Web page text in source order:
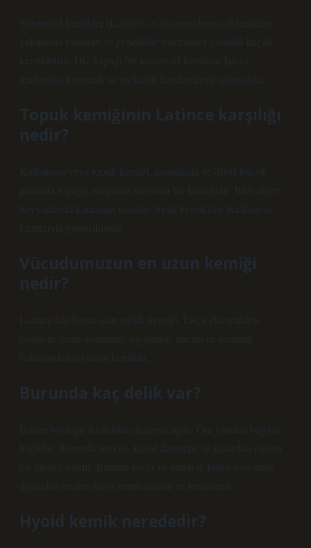
Susamoid kemikler (Latince: os sesamoideum) eklemlerin
yakınında bulunan ve genellikle tendonlara gömülü küçük
kemiklerdir. Diz kapağı bir susamoid kemiktir. İşlevi
tendonları korumak ve mekanik hareketlerini artırmaktır.
Topuk kemiğinin Latince karşılığı
nedir?
Kalkaneus veya topuk kemiği, insanlarda ve diğer birçok
primatta topuğu oluşturan tarsusun bir kemiğidir. Bazı diğer
hayvanlarda kancanın ucudur. Ayak kemikleri. Kalkaneus
kırmızıyla gösterilmiştir.
Vücudumuzun en uzun kemiği
nedir?
Latince adı femur olan uyluk kemiği, kalça ekleminden
başlayıp dizde sonlanan, sağlamlık, hacim ve uzunluk
bakımından en uzun kemiktir.
Burunda kaç delik var?
Burun boşluğu iki delikle dışarıya açılır. Öte yandan boğaza
bağlıdır. Burunda mukus, kılcal damarlar ve kıllardan oluşan
bir tabaka vardır. Burnun tüylü ve nemli iç kısmı sayesinde
dışarıdan emilen hava nemlendirilir ve temizlenir.
Hyoid kemik nerededir?